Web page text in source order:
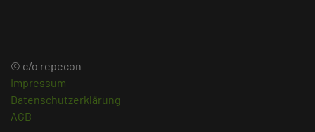
© c/o repecon
Impressum
Datenschutzerklärung
AGB